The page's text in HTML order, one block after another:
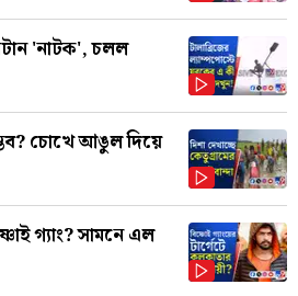
'নাটক', চলল
চোখে আঙুল দিয়ে
গ্যাং? সামনে এল